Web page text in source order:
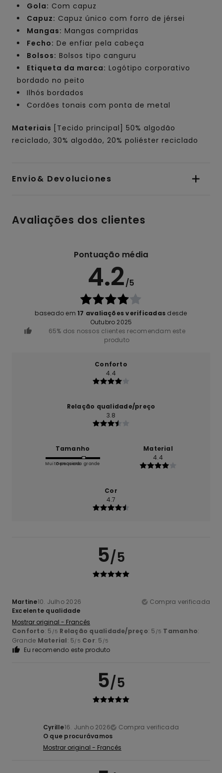
Gola: Com capuz
Capuz: Capuz único com forro de jérsei
Mangas: Mangas compridas
Fecho: De enfiar pela cabeça
Bolsos: Bolsos tipo canguru
Etiqueta da marca: Logótipo corporativo
bordado no peito
Ilhós bordados
Cordões tonais com ponta de metal
Materiais [Tecido principal] 50% algodão
reciclado, 30% algodão, 20% poliéster reciclado
Envio& Devoluciones
Avaliações dos clientes
Pontuação média
4.2/5
baseado em 17 avaliações verificadas desde
Outubro 2025
65% dos nossos clientes recomendam este
produto
Conforto
4.4
Relação qualidade/preço
3.8
Tamanho
Muito pequeno
Demasiado grande
Material
4.4
Cor
4.7
5/5
Martine10. Julho 2026
Compra verificada
Excelente qualidade
Mostrar original - Francês
Conforto: 5 /5 Relação qualidade/preço: 5 /5 Tamanho:
Grande Material: 5/5 Cor: 5 /5
Eu recomendo este produto
5/5
Cyrille16. Junho 2026
Compra verificada
O que procurávamos
Mostrar original - Francês